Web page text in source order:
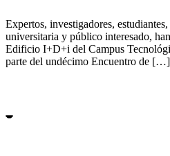
Expertos, investigadores,
universitaria y público interesado,
Edificio I+D+i del Campus
parte del undécimo Encuentro de […]